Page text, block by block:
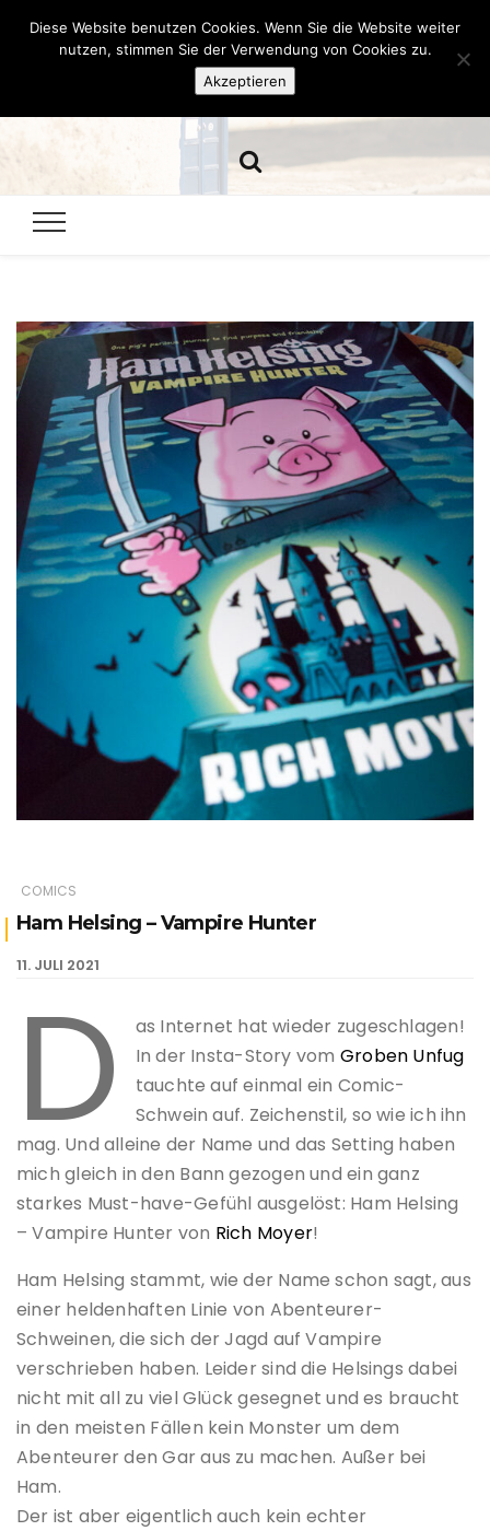
Hazamelistan
COMICS
Ham Helsing – Vampire Hunter
11. JULI 2021
D
as Internet hat wieder zugeschlagen!
In der Insta-Story vom Groben Unfug
tauchte auf einmal ein Comic-
Schwein auf. Zeichenstil, so wie ich ihn
mag. Und alleine der Name und das Setting haben
mich gleich in den Bann gezogen und ein ganz
starkes Must-have-Gefühl ausgelöst: Ham Helsing
– Vampire Hunter von Rich Moyer!
Ham Helsing stammt, wie der Name schon sagt, aus
einer heldenhaften Linie von Abenteurer-
Schweinen, die sich der Jagd auf Vampire
verschrieben haben. Leider sind die Helsings dabei
nicht mit all zu viel Glück gesegnet und es braucht
in den meisten Fällen kein Monster um dem
Abenteurer den Gar aus zu machen. Außer bei
Ham.
Der ist aber eigentlich auch kein echter
Diese Website benutzen Cookies. Wenn Sie die Website weiter
nutzen, stimmen Sie der Verwendung von Cookies zu.
Akzeptieren